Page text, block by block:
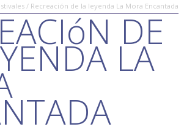
/ Recreación de la leyenda La Mora Encantada
DE
LA